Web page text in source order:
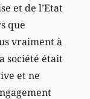
et de l’Etat
que
vraiment à
société était
et ne